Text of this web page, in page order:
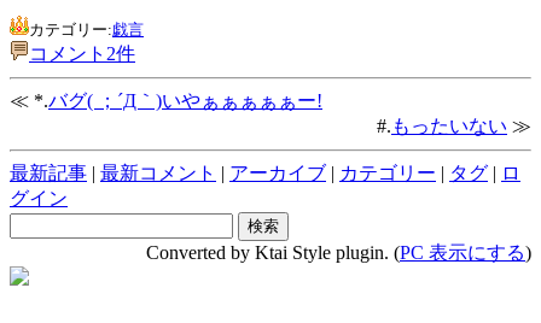
カテゴリー:戯言
コメント2件
≪ *.バグ( ；´Д｀)いやぁぁぁぁぁー!
#. もったいない ≫
最新記事 | 最新コメント | アーカイブ | カテゴリー | タグ | ロ
グイン
Converted by Ktai Style plugin. (PC 表示にする)